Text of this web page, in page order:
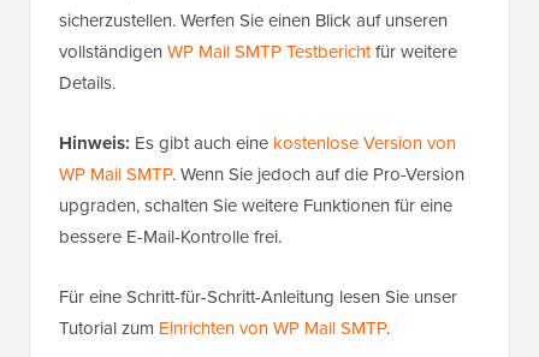
sicherzustellen. Werfen Sie einen Blick auf unseren
vollständigen WP Mail SMTP Testberichtfür weitere
Details.
Hinweis: Es gibt auch eine kostenlose Version von
WP Mail SMTP. Wenn Sie jedoch auf die Pro-Version
upgraden, schalten Sie weitere Funktionen für eine
bessere E-Mail-Kontrolle frei.
Für eine Schritt-für-Schritt-Anleitung lesen Sie unser
Tutorial zum Einrichten von WP Mail SMTP.